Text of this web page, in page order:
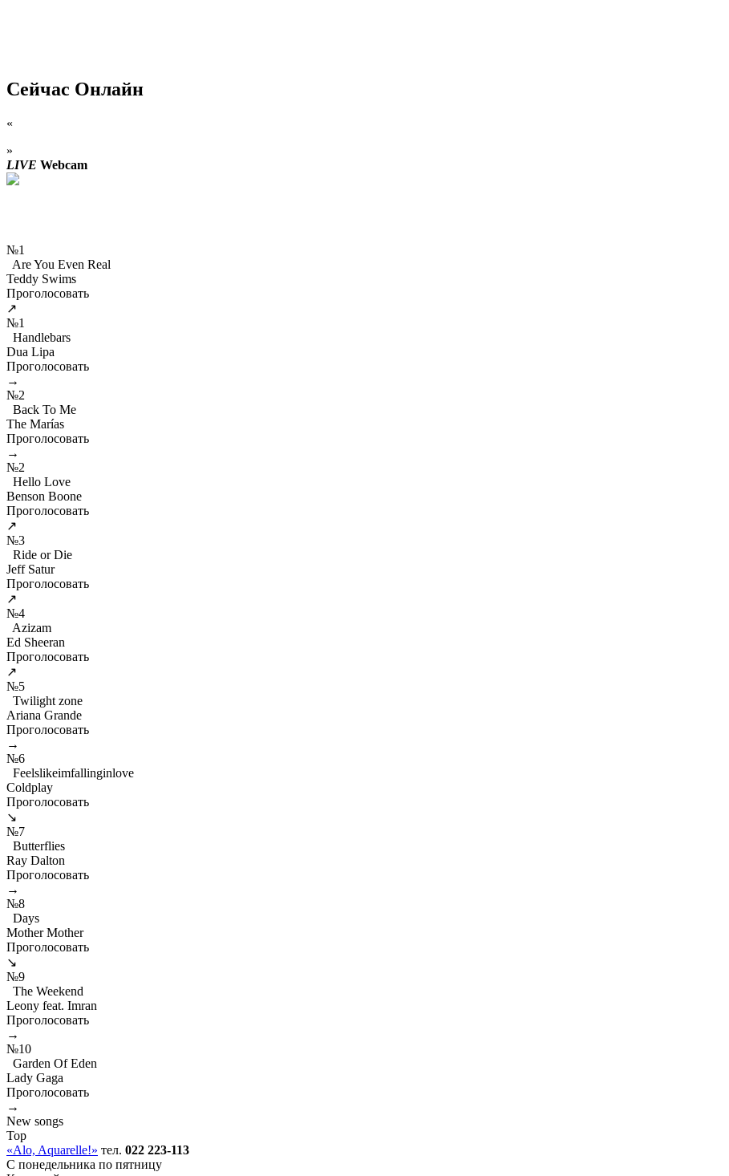
Сейчас Онлайн
«
»
LIVE Webcam
№1
Are You Even Real
Teddy Swims
Проголосовать
↗
№1
Handlebars
Dua Lipa
Проголосовать
→
№2
Back To Me
The Marías
Проголосовать
→
№2
Hello Love
Benson Boone
Проголосовать
↗
№3
Ride or Die
Jeff Satur
Проголосовать
↗
№4
Azizam
Ed Sheeran
Проголосовать
↗
№5
Twilight zone
Ariana Grande
Проголосовать
→
№6
Feelslikeimfallinginlove
Coldplay
Проголосовать
↘
№7
Butterflies
Ray Dalton
Проголосовать
→
№8
Days
Mother Mother
Проголосовать
↘
№9
The Weekend
Leony feat. Imran
Проголосовать
→
№10
Garden Of Eden
Lady Gaga
Проголосовать
→
New songs
Top
«Alo, Aquarelle!» тел. 022 223-113
C понедельника по пятницу